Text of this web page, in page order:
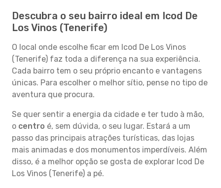
Descubra o seu bairro ideal em Icod De
Los Vinos (Tenerife)
O local onde escolhe ficar em Icod De Los Vinos
(Tenerife) faz toda a diferença na sua experiência.
Cada bairro tem o seu próprio encanto e vantagens
únicas. Para escolher o melhor sítio, pense no tipo de
aventura que procura.
Se quer sentir a energia da cidade e ter tudo à mão,
o centro é, sem dúvida, o seu lugar. Estará a um
passo das principais atrações turísticas, das lojas
mais animadas e dos monumentos imperdíveis. Além
disso, é a melhor opção se gosta de explorar Icod De
Los Vinos (Tenerife) a pé.